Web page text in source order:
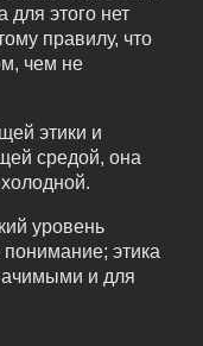
для этого нет
правилу, что
чем не
этики и
средой, она
уровень
этика
и для